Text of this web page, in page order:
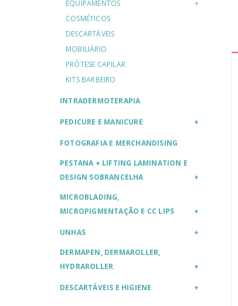
EQUIPAMENTOS
COSMÉTICOS
DESCARTÁVEIS
MOBILIÁRIO
PRÓTESE CAPILAR
KITS BARBEIRO
INTRADERMOTERAPIA
PEDICURE E MANICURE
FOTOGRAFIA E MERCHANDISING
PESTANA + LIFTING LAMINATION E
DESIGN SOBRANCELHA
MICROBLADING,
MICROPIGMENTAÇÃO E CC LIPS
UNHAS
DERMAPEN, DERMAROLLER,
HYDRAROLLER
DESCARTÁVEIS E HIGIENE